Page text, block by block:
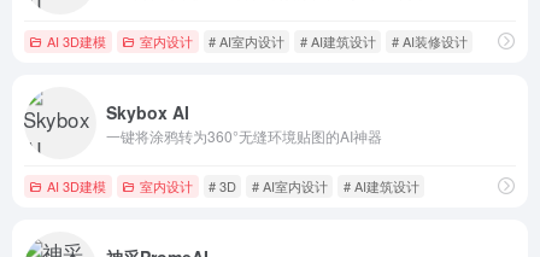
AI 3D建模 室内设计 # AI室内设计 # AI建筑设计 # AI装修设计
Skybox AI
一键将涂鸦转为360°无缝环境贴图的AI神器
AI 3D建模 室内设计 # 3D # AI室内设计 # AI建筑设计